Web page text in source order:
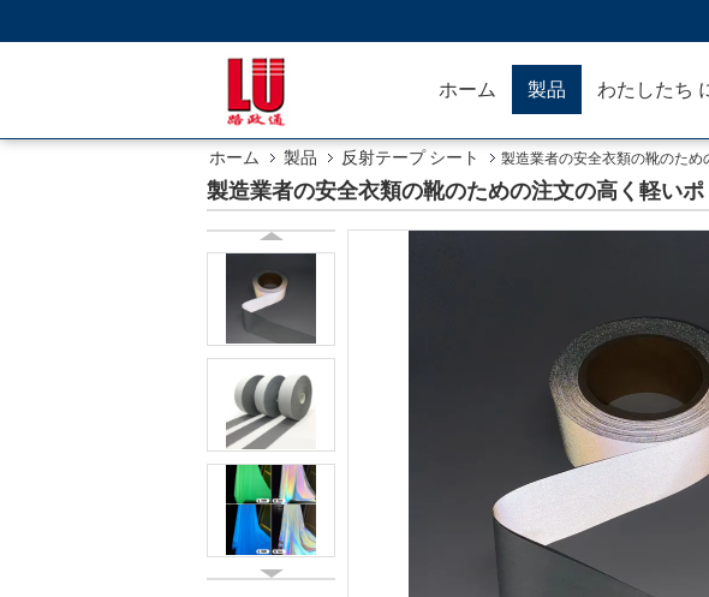
ホーム 製品
ホーム 製品 反射テープ シート 製造業者の安全衣類の靴のた
製造業者の安全衣類の靴のための注文の高く軽い